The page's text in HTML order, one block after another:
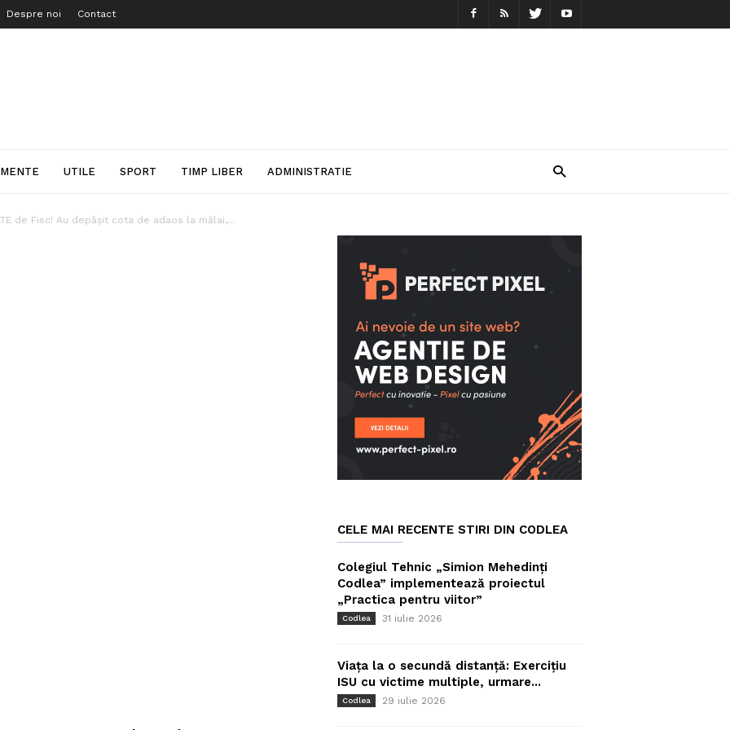
Despre noi Contact
UTILE SPORT TIMP LIBER ADMINISTRATIE
de Fisc! Au depășit cota de adaos la mălai,...
CELE MAI RECENTE STIRI DIN CODLEA
Colegiul Tehnic „Simion Mehedinți
Codlea” implementează proiectul
„Practica pentru viitor”
Codlea 31 iulie 2026
Viața la o secundă distanță: Exercițiu
ISU cu victime multiple, urmare...
Codlea 29 iulie 2026